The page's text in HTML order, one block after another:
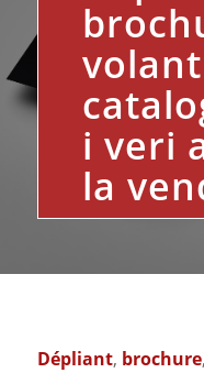
i veri
la
Dépliant, brochure,